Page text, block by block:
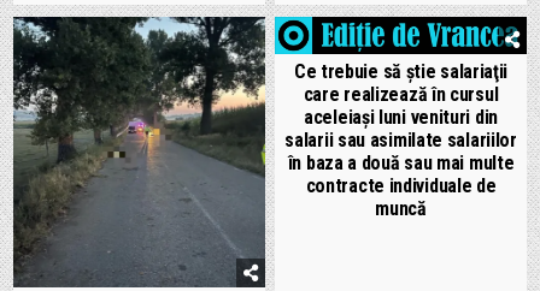
Ce trebuie să știe salariaţii
care realizează în cursul
aceleiaşi luni venituri din
salarii sau asimilate salariilor
în baza a două sau mai multe
contracte individuale de
muncă